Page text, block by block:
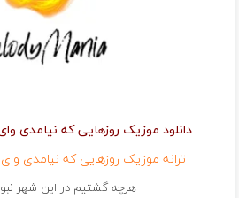
دانلود موزیک روزهایی که نیامدی
ترانه موزیک روزهایی که نیامدی
هرچه گشتیم در این شهر